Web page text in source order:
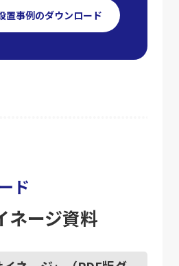
置事例のダウンロード
ド
ネージ資料